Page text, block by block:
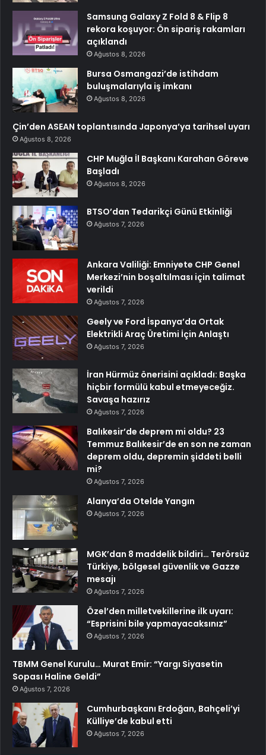
Samsung Galaxy Z Fold 8 & Flip 8
rekora koşuyor: Ön sipariş rakamları
açıklandı
Ağustos 8, 2026
Bursa Osmangazi’de istihdam
buluşmalarıyla iş imkanı
Ağustos 8, 2026
Çin’den ASEAN toplantısında Japonya’ya tarihsel uyarı
Ağustos 8, 2026
CHP Muğla İl Başkanı Karahan Göreve
Başladı
Ağustos 8, 2026
BTSO’dan Tedarikçi Günü Etkinliği
Ağustos 7, 2026
Ankara Valiliği: Emniyete CHP Genel
Merkezi’nin boşaltılması için talimat
verildi
Ağustos 7, 2026
Geely ve Ford İspanya’da Ortak
Elektrikli Araç Üretimi İçin Anlaştı
Ağustos 7, 2026
İran Hürmüz önerisini açıkladı: Başka
hiçbir formülü kabul etmeyeceğiz.
Savaşa hazırız
Ağustos 7, 2026
Balıkesir’de deprem mi oldu? 23
Temmuz Balıkesir’de en son ne zaman
deprem oldu, depremin şiddeti belli
mi?
Ağustos 7, 2026
Alanya’da Otelde Yangın
Ağustos 7, 2026
MGK’dan 8 maddelik bildiri… Terörsüz
Türkiye, bölgesel güvenlik ve Gazze
mesajı
Ağustos 7, 2026
Özel’den milletvekillerine ilk uyarı:
“Esprisini bile yapmayacaksınız”
Ağustos 7, 2026
TBMM Genel Kurulu… Murat Emir: “Yargı Siyasetin
Sopası Haline Geldi”
Ağustos 7, 2026
Cumhurbaşkanı Erdoğan, Bahçeli’yi
Külliye’de kabul etti
Ağustos 7, 2026